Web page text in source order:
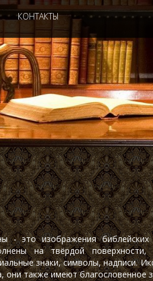
КОНТАКТЫ
- это изображения
на твёрдой
знаки, символы, надписи.
они также имеют благословенное